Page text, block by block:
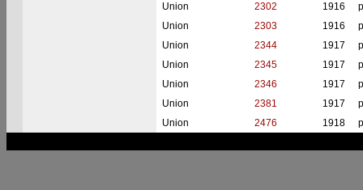
Union
2302 1916
Union
2303 1916
Union
2344 1917
Union
2345 1917
Union
2346 1917
Union
2381 1917
Union
2476 1918